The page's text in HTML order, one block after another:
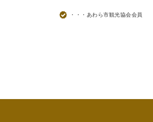
・・・あわら市観光協会会員